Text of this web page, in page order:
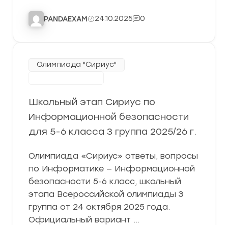
PANDAEXAM 24.10.2025 0
Олимпиада "Сириус"
Школьный этап Сириус по
Информационной безопасности
для 5-6 класса 3 группа 2025/26 г.
Олимпиада «Сириус» ответы, вопросы
по Информатике — Информационной
безопасности 5-6 класс, школьный
этапа Всероссийской олимпиады 3
группа от 24 октября 2025 года.
Официальный вариант …